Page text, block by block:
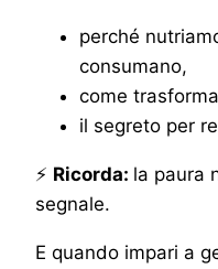
perché
consumano,
come
il segreto per
⚡ Ricorda: la paura
segnale.
E quando impari a